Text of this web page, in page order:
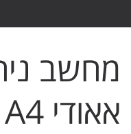
מחשב
אאודי A4